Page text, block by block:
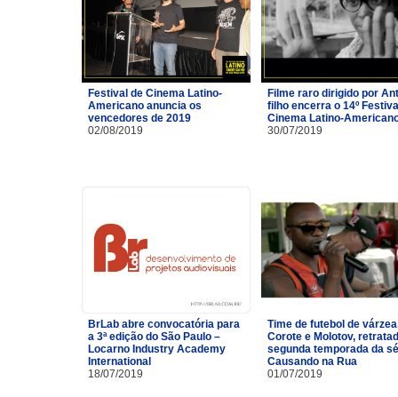
Festival de Cinema Latino-
Americano anuncia os
vencedores de 2019
02/08/2019
Filme raro dirigido por
filho encerra o 14º
Cinema Latino-
30/07/2019
BrLab abre convocatória para
a 3ª edição do São Paulo –
Locarno Industry Academy
International
18/07/2019
Time de futebol de
Corote e Molotov,
segunda temporada da
Causando na Rua
01/07/2019